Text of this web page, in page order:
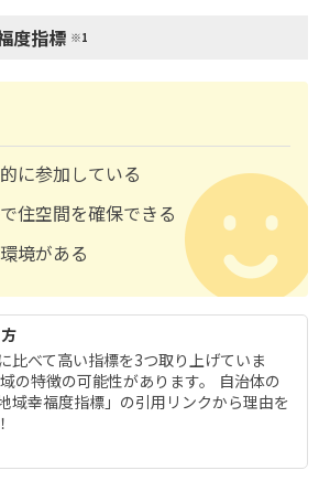
度指標 ※1
に参加している
住空間を確保できる
境がある
比べて高い指標を3つ取り上げていま
の特徴の可能性があります。 自治体の
域幸福度指標」の引用リンクから理由を